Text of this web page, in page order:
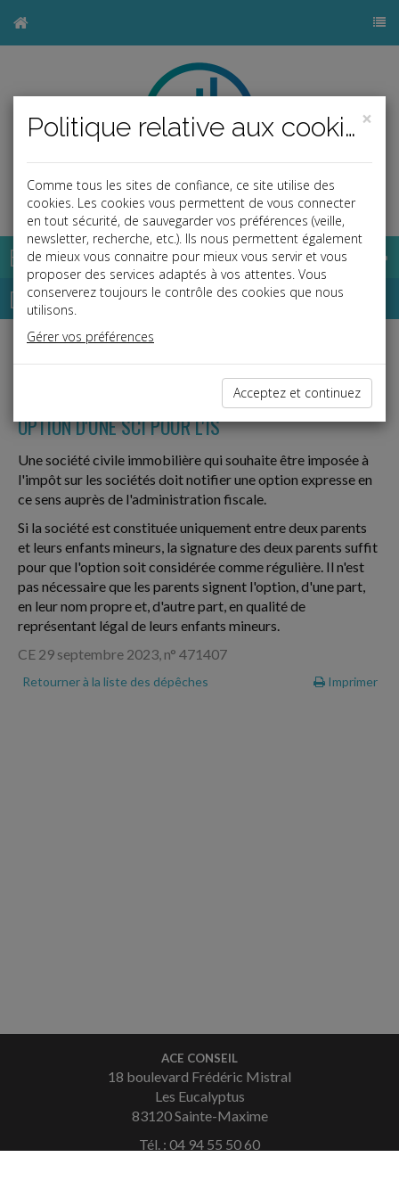
Base documentaire
Dépêches
OPTION D'UNE SCI POUR L'IS
Une société civile immobilière qui souhaite être imposée à
l'impôt sur les sociétés doit notifier une option expresse en
ce sens auprès de l'administration fiscale.
Si la société est constituée uniquement entre deux parents
et leurs enfants mineurs, la signature des deux parents suffit
pour que l'option soit considérée comme régulière. Il n'est
pas nécessaire que les parents signent l'option, d'une part,
en leur nom propre et, d'autre part, en qualité de
représentant légal de leurs enfants mineurs.
CE 29 septembre 2023, n° 471407
Retourner à la liste des dépêches Imprimer
ACE CONSEIL
18 boulevard Frédéric Mistral
Les Eucalyptus
83120 Sainte-Maxime
Tél. : 04 94 55 50 60
×
Politique relative aux cookies
Comme tous les sites de confiance, ce site utilise des
cookies. Les cookies vous permettent de vous connecter
en tout sécurité, de sauvegarder vos préférences (veille,
newsletter, recherche, etc.). Ils nous permettent également
de mieux vous connaitre pour mieux vous servir et vous
proposer des services adaptés à vos attentes. Vous
conserverez toujours le contrôle des cookies que nous
utilisons.
Gérer vos préférences
Acceptez et continuez